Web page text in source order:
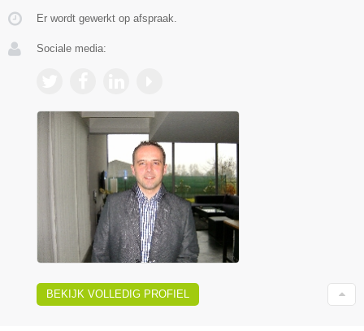
Er wordt gewerkt op afspraak.
Sociale media:
BEKIJK VOLLEDIG PROFIEL